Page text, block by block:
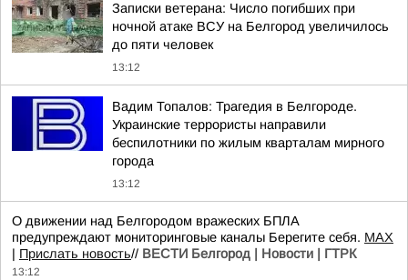
Записки ветерана: Число погибших при
ночной атаке ВСУ на Белгород увеличилось
до пяти человек
13:12
Вадим Топалов: Трагедия в Белгороде.
Украинские террористы направили
беспилотники по жилым кварталам мирного
города
13:12
О движении над Белгородом вражеских БПЛА
предупреждают мониторинговые каналы Берегите себя. МАХ
| Прислать новость// ВЕСТИ Белгород | Новости | ГТРК
13:12